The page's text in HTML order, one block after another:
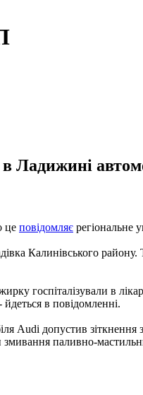
Ладижині
це повідомляє регіональне
Калинівського
госпіталізували в
в повідомленні.
Audi допустив
паливно-